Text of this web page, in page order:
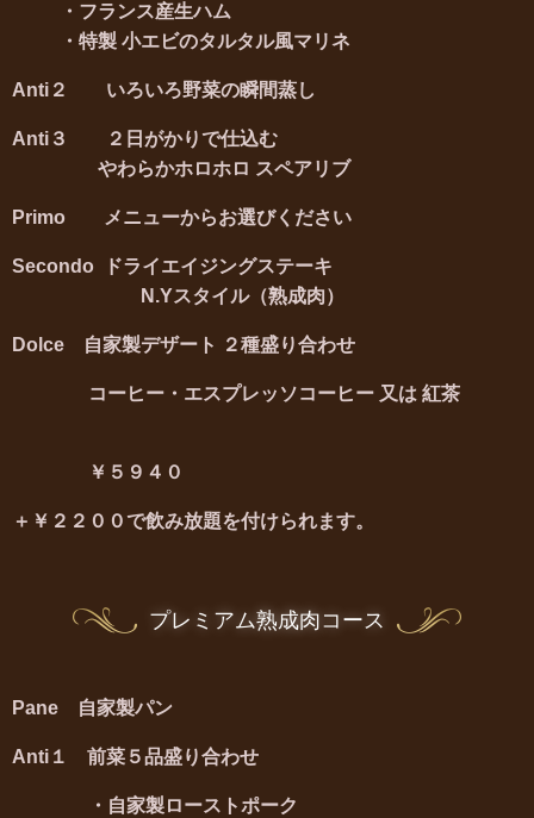
・フランス産生ハム
・特製 小エビのタルタル風マリネ
Anti２ いろいろ野菜の瞬間蒸し
Anti３ ２日がかりで仕込む
やわらかホロホロ スペアリブ
Primo メニューからお選びください
Secondo ドライエイジングステーキ
N.Yスタイル（熟成肉）
Dolce 自家製デザート ２種盛り合わせ
コーヒー・エスプレッソコーヒー 又は 紅茶
￥５９４０
＋￥２２００で飲み放題を付けられます。
プレミアム熟成肉コース
Pane 自家製パン
Anti１ 前菜５品盛り合わせ
・自家製ローストポーク